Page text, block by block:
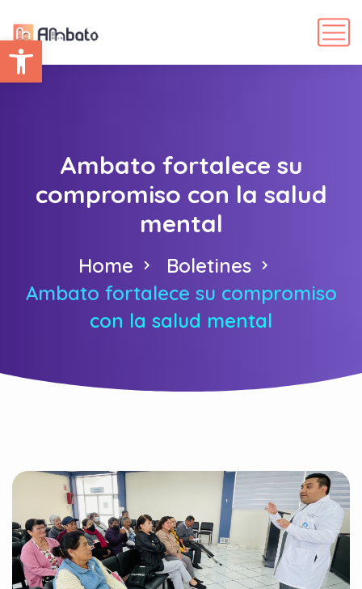
Abrir barra de herramientas
Ambato fortalece su
compromiso con la salud
mental
Home
Boletines
Ambato fortalece su compromiso
con la salud mental